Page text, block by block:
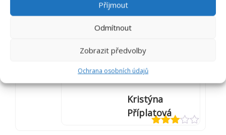
Příjmout
Odmítnout
Zobrazit předvolby
Ochrana osobních údajů
K
vyzkoušet například
změnou ročního
období pejsek může
mít v organismu
vitamínu. Péči o
využívat i pro
prevenci. Vaše DL
Kristýna
Příplatová